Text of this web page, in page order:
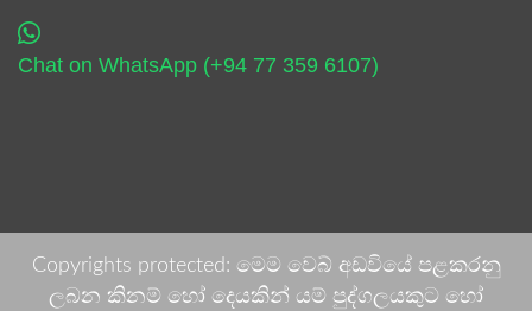
Chat on WhatsApp (+94 77 359 6107)
Copyrights protected: මෙම වෙබ් අඩවියේ පළකරනු
ලබන කිනම් හෝ දෙයකින් යම් පුද්ගලයකුට හෝ